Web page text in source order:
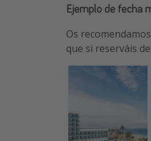
Ejemplo de fecha
Os recomendamos
que si reserváis